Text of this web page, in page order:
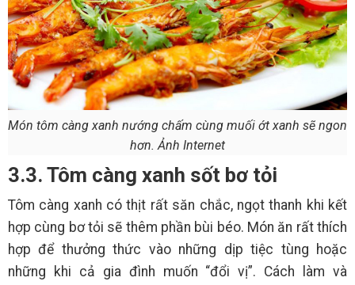
Món tôm càng xanh nướng chấm cùng muối ớt xanh sẽ ngon
hơn. Ảnh Internet
3.3. Tôm càng xanh sốt bơ tỏi
Tôm càng xanh có thịt rất săn chắc, ngọt thanh khi kết
hợp cùng bơ tỏi sẽ thêm phần bùi béo. Món ăn rất thích
hợp để thưởng thức vào những dịp tiệc tùng hoặc
những khi cả gia đình muốn “đổi vị”. Cách làm và